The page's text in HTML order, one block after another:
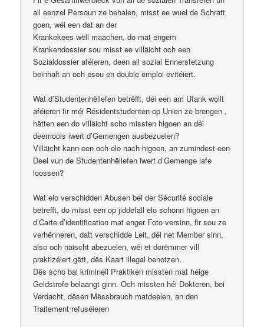
all eenzel Persoun ze behalen, misst ee wuel de Schratt
goen, wéi een dat an der
Krankekees wëll maachen, do mat engem
Krankendossier sou misst ee villäicht och een
Sozialdossier aféieren, deen all sozial Ennerstetzung
beinhalt an och esou en double emploi evitéiert.
Wat d’Studentenhëllefen betrëfft, déi een am Ufank wollt
aféieren fir méi Résidentstudenten op Unien ze brengen ,
hätten een do villäicht scho missten higoen an déi
deemools iwert d’Gemengen ausbezuelen?
Villäicht kann een och elo nach higoen, an zumindest een
Deel vun de Studentenhëllefen iwert d’Gemenge lafe
loossen?
Wat elo verschidden Abusen bei der Sécurité sociale
betrefft, do misst een op jiddefall elo schonn higoen an
d’Carte d’identification mat enger Foto versinn, fir sou ze
verhënneren, datt verschidde Leit, déi net Member sinn,
also och näischt abezuelen, wéi et dorëmmer vill
praktizéiert gëtt, dës Kaart illegal benotzen.
Dës scho bal kriminell Praktiken missten mat héige
Geldstrofe belaangt ginn. Och missten héi Dokteren, bei
Verdacht, dësen Mëssbrauch matdeelen, an den
Traitement refuséieren